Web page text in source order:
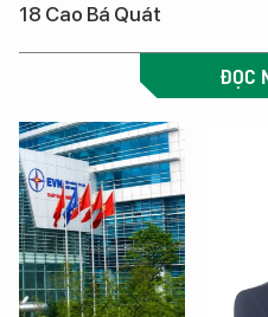
18 Cao Bá Quát
ĐỌC